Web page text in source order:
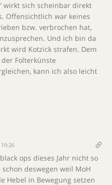
wirkt sich scheinbar direkt
Offensichtlich war keines
bzw. verbrochen hat,
Und ich bin da
wird Kotzick strafen. Dem
Folterkünste
kann ich also leicht
ops dieses Jahr nicht so
deswegen weil MoH
Hebel in Bewegung setzen